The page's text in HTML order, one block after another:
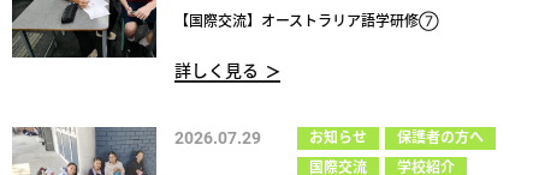
【国際交流】オーストラリア語学研修⑦
詳しく見る
2026.07.29 お知らせ
保護者の方へ
国際交流
学校紹介